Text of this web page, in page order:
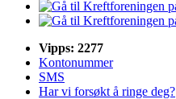
Vipps: 2277
Kontonummer
SMS
Har vi forsøkt å ringe deg?